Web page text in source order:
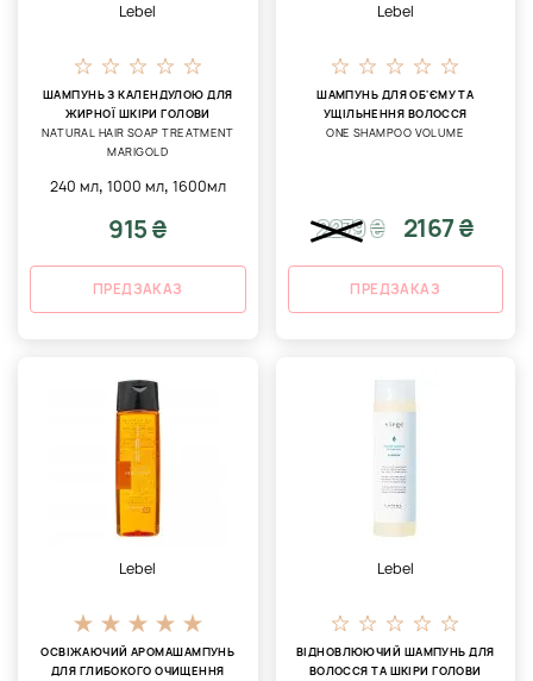
Lebel
ШАМПУНЬ З КАЛЕНДУЛОЮ ДЛЯ
ЖИРНОЇ ШКІРИ ГОЛОВИ
NATURAL HAIR SOAP TREATMENT
MARIGOLD
240 мл, 1000 мл, 1600мл
915 ₴
ПРЕДЗАКАЗ
Lebel
ШАМПУНЬ ДЛЯ ОБ'ЄМУ ТА
УЩІЛЬНЕННЯ ВОЛОССЯ
ONE SHAMPOO VOLUME
2279₴ 2167 ₴
ПРЕДЗАКАЗ
Lebel
ОСВІЖАЮЧИЙ АРОМАШАМПУНЬ
ДЛЯ ГЛИБОКОГО ОЧИЩЕННЯ
Lebel
ВІДНОВЛЮЮЧИЙ ШАМПУНЬ ДЛЯ
ВОЛОССЯ ТА ШКІРИ ГОЛОВИ